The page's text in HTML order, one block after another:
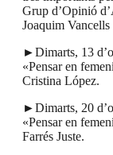
Grup d’Opinió
Joaquim Vancells
►Dimarts, 13
«Pensar en
Cristina López.
►Dimarts, 20
«Pensar en
Farrés Juste.